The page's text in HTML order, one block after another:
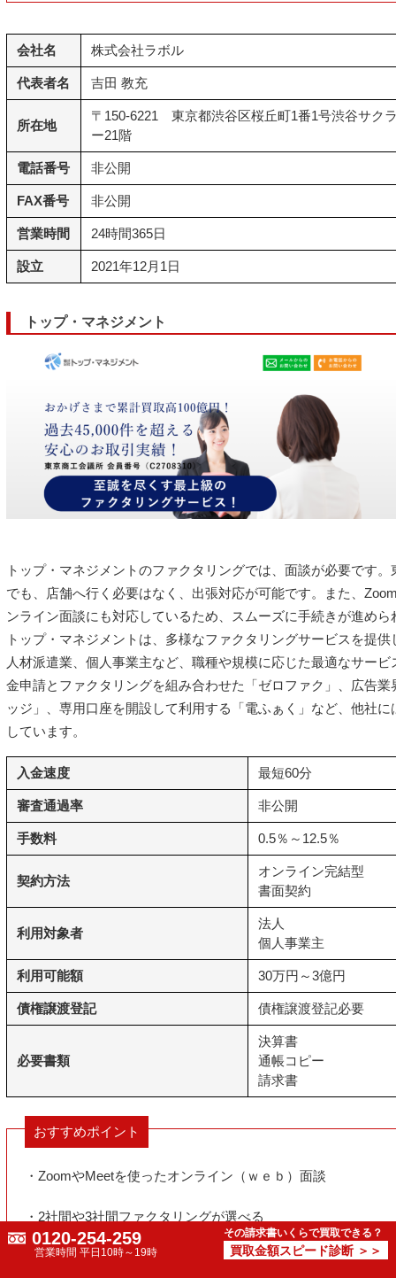
会社名 株式会社ラボル
代表者名 吉田 教充
所在地
〒150-6221 東京都渋谷区桜丘町1番1号渋谷サク
ー21階
電話番号 非公開
FAX番号 非公開
営業時間 24時間365日
設立 2021年12月1日
トップ・マネジメント
トップ・マネジメントのファクタリングでは、面談が必要です
でも、店舗へ行く必要はなく、出張対応が可能です。また、
ンライン面談にも対応しているため、スムーズに手続きが進めら
トップ・マネジメントは、多様なファクタリングサービスを提
人材派遣業、個人事業主など、職種や規模に応じた最適なサー
金申請とファクタリングを組み合わせた「ゼロファク」、広告
ッジ」、専用口座を開設して利用する「電ふぁく」など、他社
しています。
入金速度 最短60分
審査通過率 非公開
手数料 0.5％～12.5％
契約方法
オンライン完結型
書面契約
利用対象者
法人
個人事業主
利用可能額 30万円～3億円
債権譲渡登記 債権譲渡登記必要
必要書類
決算書
通帳コピー
請求書
おすすめポイント
・ZoomやMeetを使ったオンライン（ｗｅｂ）面談
・2社間や3社間ファクタリングが選べる
0120-254-259
営業時間 平日10時～19時
その請求書いくらで買取できる？
買取金額スピード診断 ＞＞